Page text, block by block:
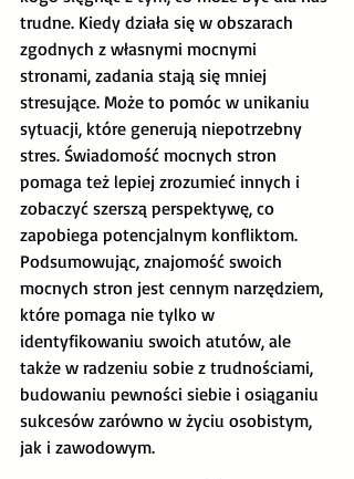
trudne. Kiedy działa się w obszarach
zgodnych z własnymi mocnymi
stronami, zadania stają się mniej
stresujące. Może to pomóc w unikaniu
sytuacji, które generują niepotrzebny
stres. Świadomość mocnych stron
pomaga też lepiej zrozumieć innych i
zobaczyć szerszą perspektywę, co
zapobiega potencjalnym konfliktom.
Podsumowując, znajomość swoich
mocnych stron jest cennym narzędziem,
które pomaga nie tylko w
identyfikowaniu swoich atutów, ale
także w radzeniu sobie z trudnościami,
budowaniu pewności siebie i osiąganiu
sukcesów zarówno w życiu osobistym,
jak i zawodowym.